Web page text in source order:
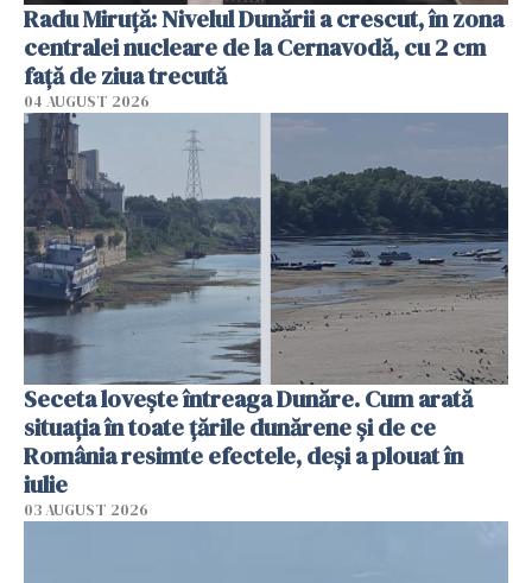
Radu Miruţă: Nivelul Dunării a crescut, în zona
centralei nucleare de la Cernavodă, cu 2 cm
faţă de ziua trecută
04 AUGUST 2026
Seceta lovește întreaga Dunăre. Cum arată
situația în toate țările dunărene și de ce
România resimte efectele, deși a plouat în
iulie
03 AUGUST 2026